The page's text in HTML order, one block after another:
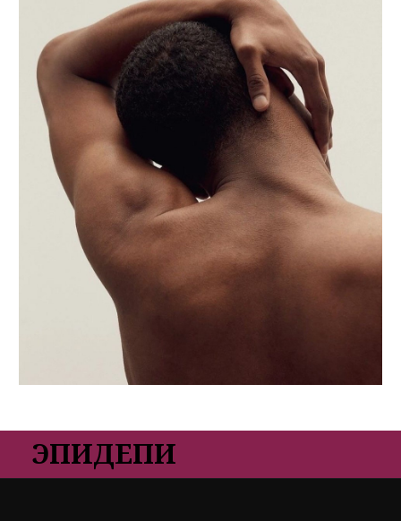
ЭПИДЕПИ